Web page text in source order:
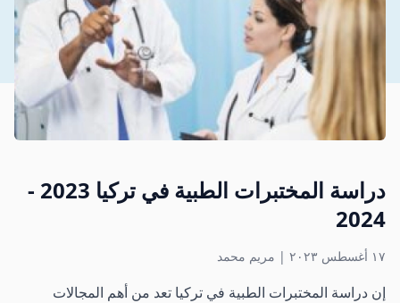
دراسة المختبرات الطبية في تركيا 2023 -
2024
١٧ أغسطس ٢٠٢٣ | مريم محمد
إن دراسة المختبرات الطبية في تركيا تعد من أهم المجالات